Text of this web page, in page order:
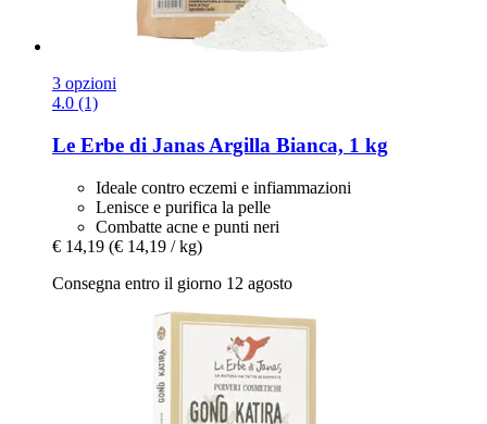
3 opzioni
4.0 (1)
Le Erbe di Janas Argilla Bianca, 1 kg
Ideale contro eczemi e infiammazioni
Lenisce e purifica la pelle
Combatte acne e punti neri
€ 14,19 (€ 14,19 / kg)
Consegna entro il giorno 12 agosto